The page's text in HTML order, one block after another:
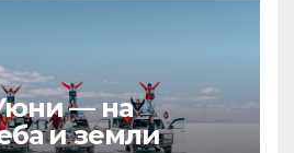
— на
и земли